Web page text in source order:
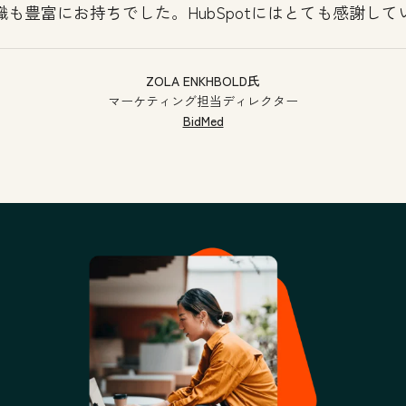
も豊富にお持ちでした。HubSpotにはとても感謝して
ZOLA ENKHBOLD氏
マーケティング担当ディレクター
BidMed